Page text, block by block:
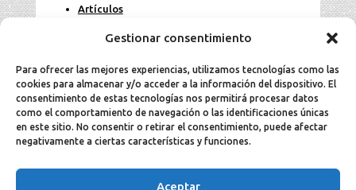
Gestionar consentimiento
Para ofrecer las mejores experiencias, utilizamos tecnologías como las
cookies para almacenar y/o acceder a la información del dispositivo. El
consentimiento de estas tecnologías nos permitirá procesar datos
como el comportamiento de navegación o las identificaciones únicas
en este sitio. No consentir o retirar el consentimiento, puede afectar
negativamente a ciertas características y funciones.
Aceptar
Artículos
Legal
Aviso Legal
Política de privacidad